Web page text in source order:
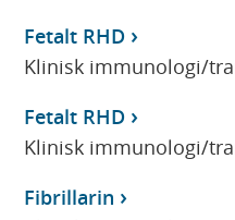
Fetalt RHD
Klinisk immunologi/
Fetalt RHD
Klinisk immunologi/
Fibrillarin